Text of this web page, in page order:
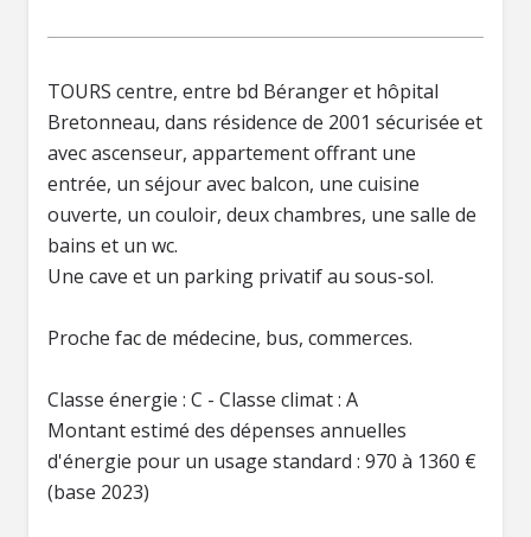
TOURS centre, entre bd Béranger et hôpital
Bretonneau, dans résidence de 2001 sécurisée et
avec ascenseur, appartement offrant une
entrée, un séjour avec balcon, une cuisine
ouverte, un couloir, deux chambres, une salle de
bains et un wc.
Une cave et un parking privatif au sous-sol.
Proche fac de médecine, bus, commerces.
Classe énergie : C - Classe climat : A
Montant estimé des dépenses annuelles
d'énergie pour un usage standard : 970 à 1360 €
(base 2023)